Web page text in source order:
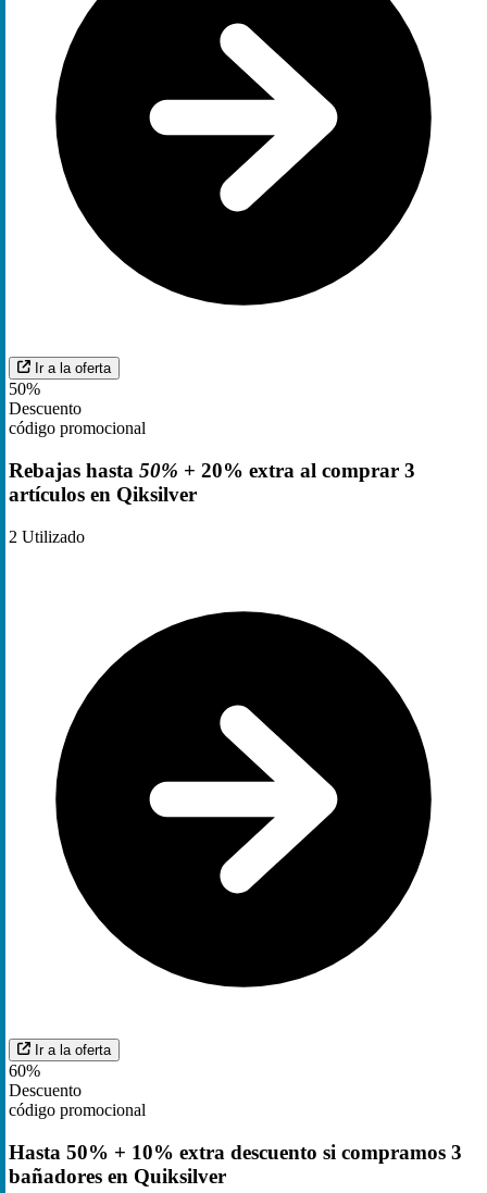
Ir a la oferta
50%
Descuento
código promocional
Rebajas hasta 50% + 20% extra al comprar 3
artículos en Qiksilver
2 Utilizado
Ir a la oferta
60%
Descuento
código promocional
Hasta 50% + 10% extra descuento si compramos 3
bañadores en Quiksilver